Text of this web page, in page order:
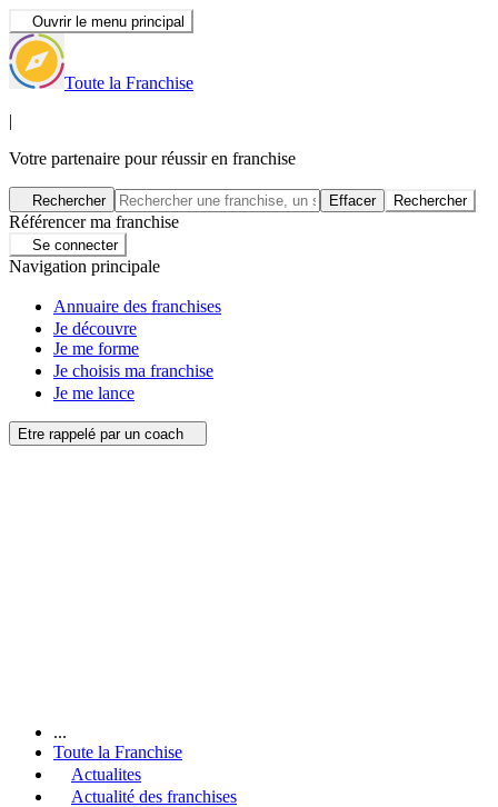
Ouvrir le menu principal
Toute la Franchise
|
Votre partenaire pour réussir en franchise
Rechercher Effacer Rechercher
Référencer ma franchise
Se connecter
Navigation principale
Annuaire des franchises
Je découvre
Je me forme
Je choisis ma franchise
Je me lance
Etre rappelé par un coach
...
Toute la Franchise
Actualites
Actualité des franchises